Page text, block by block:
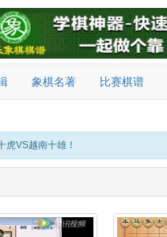
象棋名著 比赛棋谱
虎VS越南十雄！